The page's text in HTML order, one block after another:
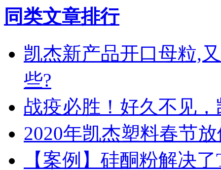
同类文章排行
凯杰新产品开口母粒,
些?
战疫必胜！好久不见
2020年凯杰塑料春节
【案例】硅酮粉解决